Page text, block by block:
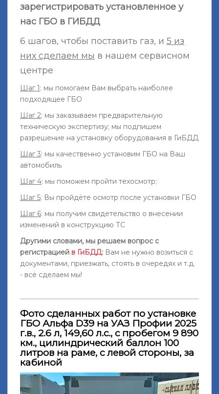
зарегистрировать установленное у
нас ГБО в ГИБДД
6 шагов, чтобы поставить газ, и 5 из
них сделаем мы в нашем сервисном
центре
Шаг 1: мы помогаем Вам выбрать наиболее
подходящее ГБО
Шаг 2: мы заказываем предварительную
техническую экспертизу; мы подпишем
разрешение на установку оборудования в ГиБДД
Шаг 3: мы качественно установим ГБО на Ваш
автомобиль
Шаг 4: мы поможем пройти техосмотр;
Шаг 5: Вы пройдёте осмотр после установки ГБО
Шаг 6: мы получим свидетельство о внесении
изменений в конструкцию ТС
Другими словами, мы решаем вопрос с
регистрацией в ГиБДД: Вам не нужно возиться с
документами, приезжать, стоять в очередях и т.д.
- всё сделаем мы!
Фото сделанных работ по установке
ГБО Альфа D39 на УАЗ Профии 2025
г.в., 2.6 л, 149,60 л.с., с пробегом 9 890
км., цилиндрический баллон 100
литров на раме, с левой стороны, за
кабиной